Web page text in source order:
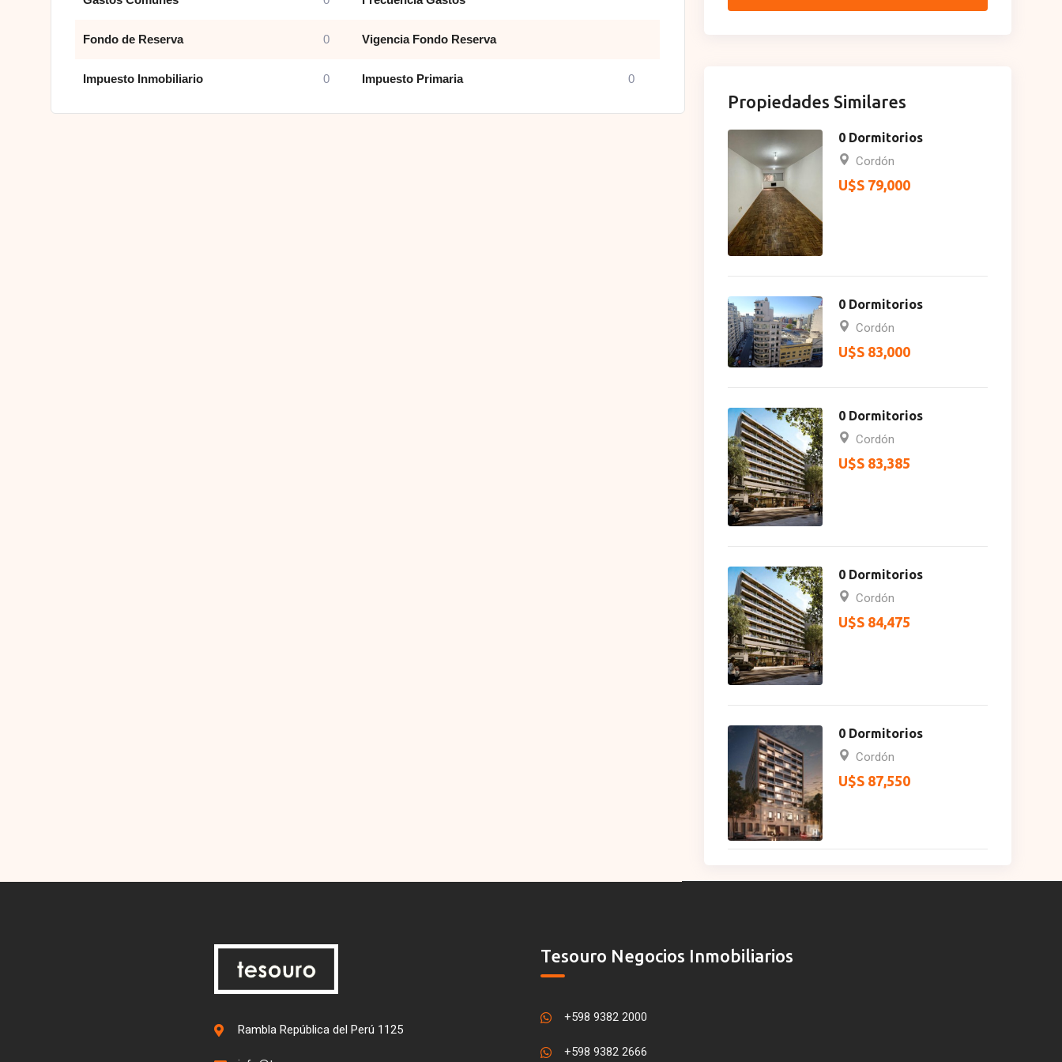
Fondo de Reserva 0 Vigencia Fondo Reserva
Impuesto Inmobiliario 0 Impuesto Primaria 0
Propiedades Similares
0 Dormitorios
Cordón
U$S 79,000
0 Dormitorios
Cordón
U$S 83,000
0 Dormitorios
Cordón
U$S 83,385
0 Dormitorios
Cordón
U$S 84,475
0 Dormitorios
Cordón
U$S 87,550
Rambla República del Perú 1125
Tesouro Negocios Inmobiliarios
+598 9382 2000
+598 9382 2666